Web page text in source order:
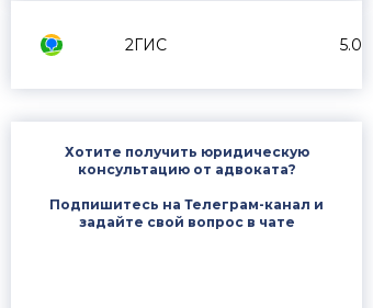
2ГИС 5.0
Хотите получить юридическую
консультацию от адвоката?
Подпишитесь на Телеграм-канал и
задайте свой вопрос в чате